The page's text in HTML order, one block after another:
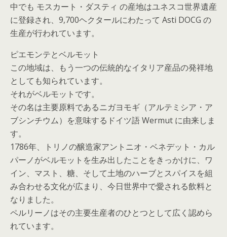
中でも モスカート・ダスティ の産地はユネスコ世界遺産
に登録され、9,700ヘクタールにわたって Asti DOCG の
生産が行われています。
ピエモンテとベルモット
この地域は、もう一つの伝統的なイタリア産品の発祥地
としても知られています。
それがベルモットです。
その名は主要原料であるニガヨモギ（アルテミシア・ア
ブシンチウム）を意味するドイツ語 Wermut に由来しま
す。
1786年、トリノの醸造家アントニオ・ベネデット・カル
パーノがベルモットを生み出したことをきっかけに、ワ
イン、マスト、糖、そして土地のハーブとスパイスを組
み合わせる文化が広まり、今日世界中で愛される飲料と
なりました。
ペルリーノはその主要生産者のひとつとして広く認めら
れています。